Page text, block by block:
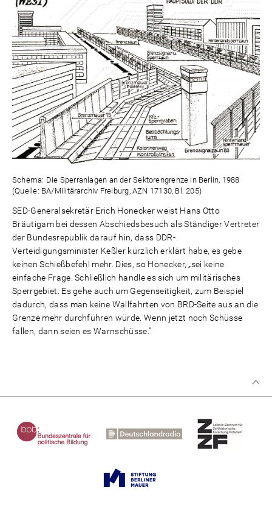
Schema: Die Sperranlagen an der Sektorengrenze in Berlin, 1988
(Quelle: BA/Militärarchiv Freiburg, AZN 17130, Bl. 205)
SED-Generalsekretär Erich Honecker weist Hans Otto
Bräutigam bei dessen Abschiedsbesuch als Ständiger Vertreter
der Bundesrepublik darauf hin, dass DDR-
Verteidigungsminister Keßler kürzlich erklärt habe, es gebe
keinen Schießbefehl mehr. Dies, so Honecker, „sei keine
einfache Frage. Schließlich handle es sich um militärisches
Sperrgebiet. Es gehe auch um Gegenseitigkeit, zum Beispiel
dadurch, dass man keine Wallfahrten von BRD-Seite aus an die
Grenze mehr durchführen würde. Wenn jetzt noch Schüsse
fallen, dann seien es Warnschüsse."